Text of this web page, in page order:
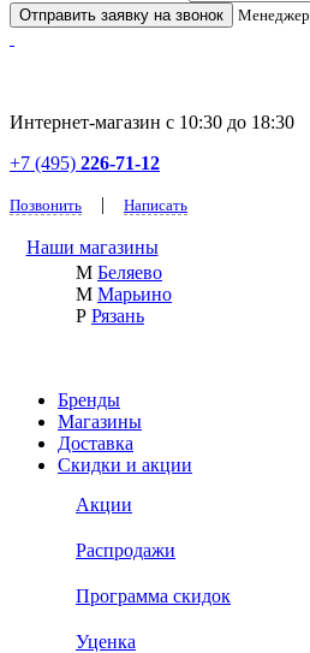
Менеджер
Интернет-магазин с 10:30 до 18:30
+7 (495) 226-71-12
Позвонить | Написать
Наши магазины
М Беляево
М Марьино
Р Рязань
Бренды
Магазины
Доставка
Скидки и акции
Акции
Распродажи
Программа скидок
Уценка